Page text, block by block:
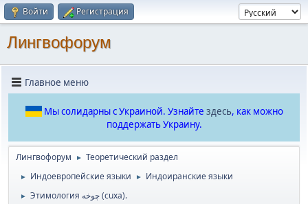
Войти Регистрация
Лингвофорум
Главное меню
Мы солидарны с Украиной. Узнайте здесь, как можно
поддержать Украину.
Лингвофорум ► Теоретический раздел
► Индоевропейские языки ► Индоиранские языки
► Этимология چوخه (cuxa).